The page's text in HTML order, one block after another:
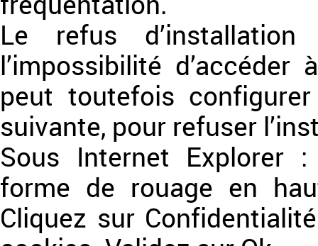
Le refus
l’impossibilité d’accéder
peut toutefois
suivante, pour refuser
Sous Internet Explorer
forme de rouage en
Cliquez sur